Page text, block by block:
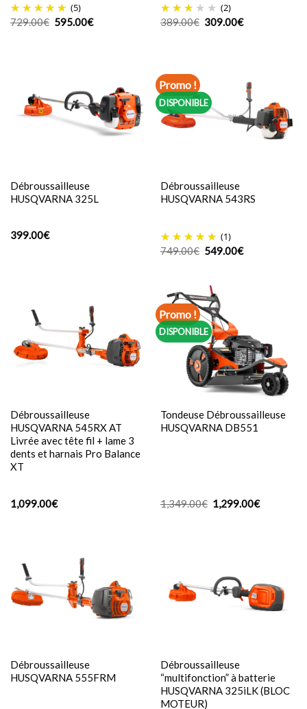
(5)
729.00€ Le
prix
595.00€Le
prix
(2)
389.00€ Le
prix
309.00€Le
prix
Débroussailleuse
HUSQVARNA 325L
399.00€
Promo !
DISPONIBLE
Débroussailleuse
HUSQVARNA 543RS
(1)
749.00€ Le
prix
749.00€.
549.00€Le
prix
Débroussailleuse
HUSQVARNA 545RX AT
Livrée avec tête fil + lame 3
dents et harnais Pro Balance
XT
1,099.00€
Promo !
DISPONIBLE
Tondeuse Débroussailleuse
HUSQVARNA DB551
1,349.00€ Le
prix
1,299.00€Le
prix
Débroussailleuse
HUSQVARNA 555FRM
Débroussailleuse
“multifonction” à batterie
HUSQVARNA 325iLK (BLOC
MOTEUR)